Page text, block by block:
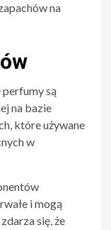
na
perfumy są
na bazie
które używane
w
i mogą
się, że